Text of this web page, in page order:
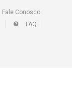
Fale Conosco
FAQ